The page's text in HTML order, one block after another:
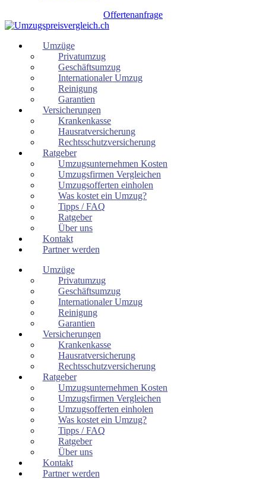
Offertenanfrage
Umzüge
Privatumzug
Geschäftsumzug
Internationaler Umzug
Reinigung
Garantien
Versicherungen
Krankenkasse
Hausratversicherung
Rechtsschutzversicherung
Ratgeber
Umzugsunternehmen Kosten
Umzugsfirmen Vergleichen
Umzugsofferten einholen
Was kostet ein Umzug?
Tipps / FAQ
Ratgeber
Über uns
Kontakt
Partner werden
Umzüge
Privatumzug
Geschäftsumzug
Internationaler Umzug
Reinigung
Garantien
Versicherungen
Krankenkasse
Hausratversicherung
Rechtsschutzversicherung
Ratgeber
Umzugsunternehmen Kosten
Umzugsfirmen Vergleichen
Umzugsofferten einholen
Was kostet ein Umzug?
Tipps / FAQ
Ratgeber
Über uns
Kontakt
Partner werden